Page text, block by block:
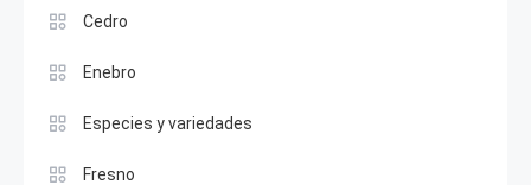
Cedro
Enebro
Especies y variedades
Fresno